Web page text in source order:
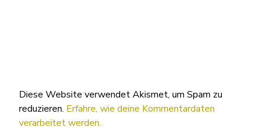
Diese Website verwendet Akismet, um Spam zu
reduzieren. Erfahre, wie deine Kommentardaten
verarbeitet werden.